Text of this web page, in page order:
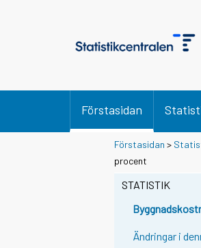
Förstasidan
Förstasidan >
procent
STATISTIK
Ändringar i